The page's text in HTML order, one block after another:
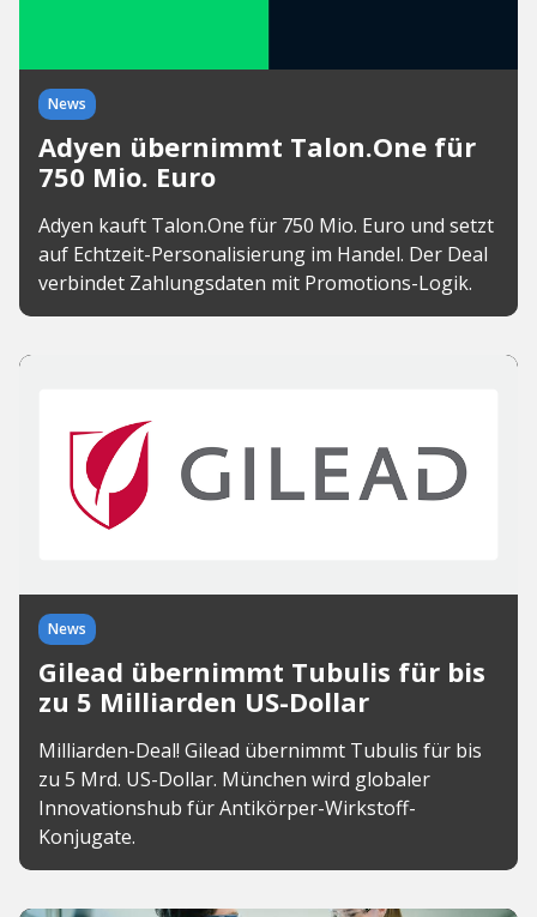
News
Adyen übernimmt Talon.One für
750 Mio. Euro
Adyen kauft Talon.One für 750 Mio. Euro und setzt
auf Echtzeit-Personalisierung im Handel. Der Deal
verbindet Zahlungsdaten mit Promotions-Logik.
News
Gilead übernimmt Tubulis für bis
zu 5 Milliarden US-Dollar
Milliarden-Deal! Gilead übernimmt Tubulis für bis
zu 5 Mrd. US-Dollar. München wird globaler
Innovationshub für Antikörper-Wirkstoff-
Konjugate.